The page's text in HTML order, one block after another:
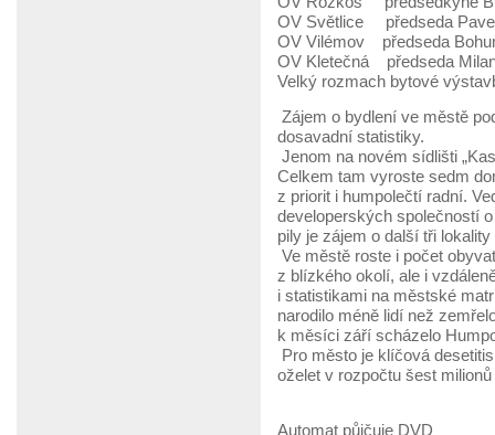
OV Světlice předseda
OV Vilémov předseda
OV Kletečná předseda
Velký rozmach bytové
Zájem o bydlení ve městě
dosavadní statistiky.
Jenom na novém sídlišti
Celkem tam vyroste sedm
z priorit i humpolečtí radní.
developerských společností
pily je zájem o další tři
Ve městě roste i počet
z blízkého okolí, ale i
i statistikami na městské
narodilo méně lidí než
k měsíci září scházelo
Pro město je klíčová
oželet v rozpočtu šest
Automat půjčuje DVD